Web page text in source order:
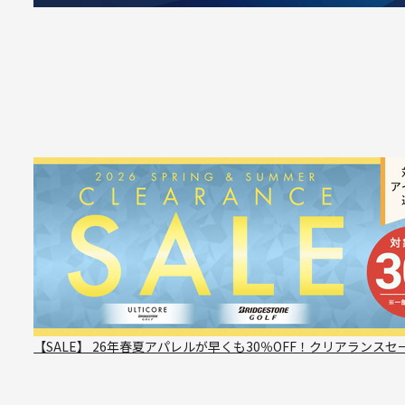
【SALE】 26年春夏アパレルが早くも30％OFF！クリアランスセ